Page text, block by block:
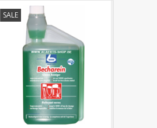
SALE
Becharein glazen reiniger
doseerfles 1L, product om uw
glazen te reinigen en spoelen!
TOEVOEGEN AAN WINKELWAGEN